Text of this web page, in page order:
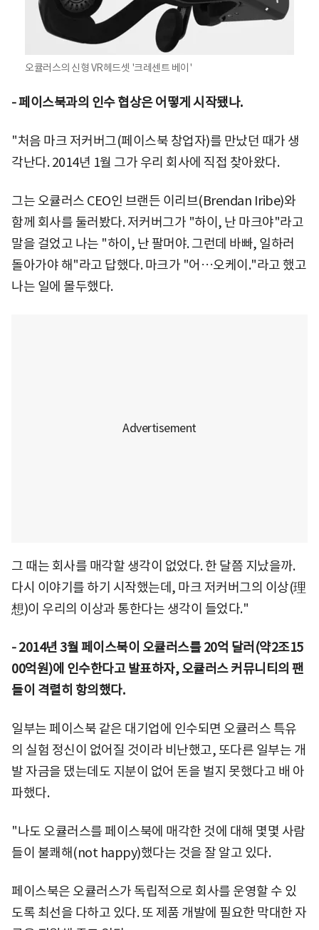
오큘러스의 신형 VR헤드셋 '크레센트 베이'
-페이스북과의 인수 협상은 어떻게 시작됐나.
"처음 마크 저커버그(페이스북 창업자)를 만났던 때가 생
각난다. 2014년 1월 그가 우리 회사에 직접 찾아왔다.
그는 오큘러스 CEO인 브랜든 이리브(Brendan Iribe)와
함께 회사를 둘러봤다. 저커버그가 "하이, 난 마크야"라고
말을 걸었고 나는 "하이, 난 팔머야. 그런데 바빠, 일하러
돌아가야 해"라고 답했다. 마크가 "어…오케이."라고 했고
나는 일에 몰두했다.
그 때는 회사를 매각할 생각이 없었다. 한 달쯤 지났을까.
다시 이야기를 하기 시작했는데, 마크 저커버그의 이상(理
想)이 우리의 이상과 통한다는 생각이 들었다."
-2014년 3월 페이스북이 오큘러스를 20억 달러(약2조15
00억원)에 인수한다고 발표하자, 오큘러스 커뮤니티의 팬
들이 격렬히 항의했다.
일부는 페이스북 같은 대기업에 인수되면 오큘러스 특유
의 실험 정신이 없어질 것이라 비난했고, 또다른 일부는 개
발 자금을 댔는데도 지분이 없어 돈을 벌지 못했다고 배 아
파했다.
"나도 오큘러스를 페이스북에 매각한 것에 대해 몇몇 사람
들이 불쾌해(not happy)했다는 것을 잘 알고 있다.
페이스북은 오큘러스가 독립적으로 회사를 운영할 수 있
도록 최선을 다하고 있다. 또 제품 개발에 필요한 막대한 자